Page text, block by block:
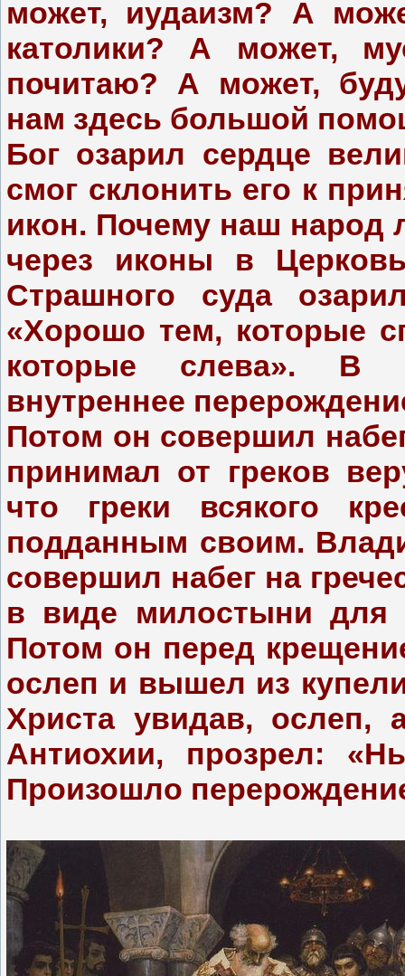
может, иудаизм? А
католики? А может,
почитаю? А может,
нам здесь большой
Бог озарил сердце
смог склонить его к
икон. Почему наш
через иконы в
Страшного суда
«Хорошо тем, которые
которые слева». В
внутреннее
Потом он совершил
принимал от греков
что греки всякого
подданным своим.
совершил набег на
в виде милостыни для
Потом он перед
ослеп и вышел из
Христа увидав, ослеп,
Антиохии, прозрел:
Произошло